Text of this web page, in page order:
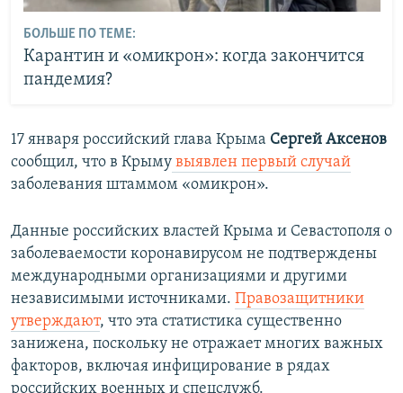
БОЛЬШЕ ПО ТЕМЕ:
Карантин и «омикрон»: когда закончится
пандемия?
17 января российский глава Крыма Сергей Аксенов
сообщил, что в Крыму выявлен первый случай
заболевания штаммом «омикрон».
Данные российских властей Крыма и Севастополя о
заболеваемости коронавирусом не подтверждены
международными организациями и другими
независимыми источниками. Правозащитники
утверждают, что эта статистика существенно
занижена, поскольку не отражает многих важных
факторов, включая инфицирование в рядах
российских военных и спецслужб.